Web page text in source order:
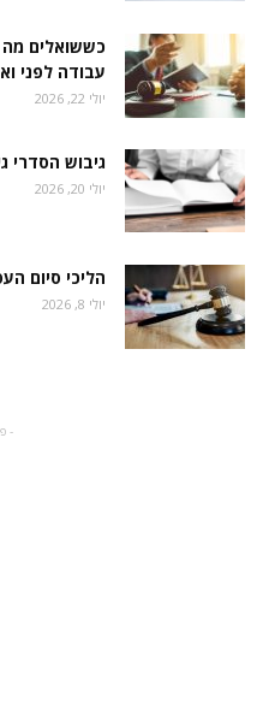
כששואלים מה
עבודה לפני
יולי 22, 2026
גיבוש הסדרי
יולי 20, 2026
הליכי סיום
יולי 8, 2026
-